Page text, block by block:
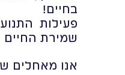
בחיים!
פעילות
שמירת החיים
אנו מאחלים